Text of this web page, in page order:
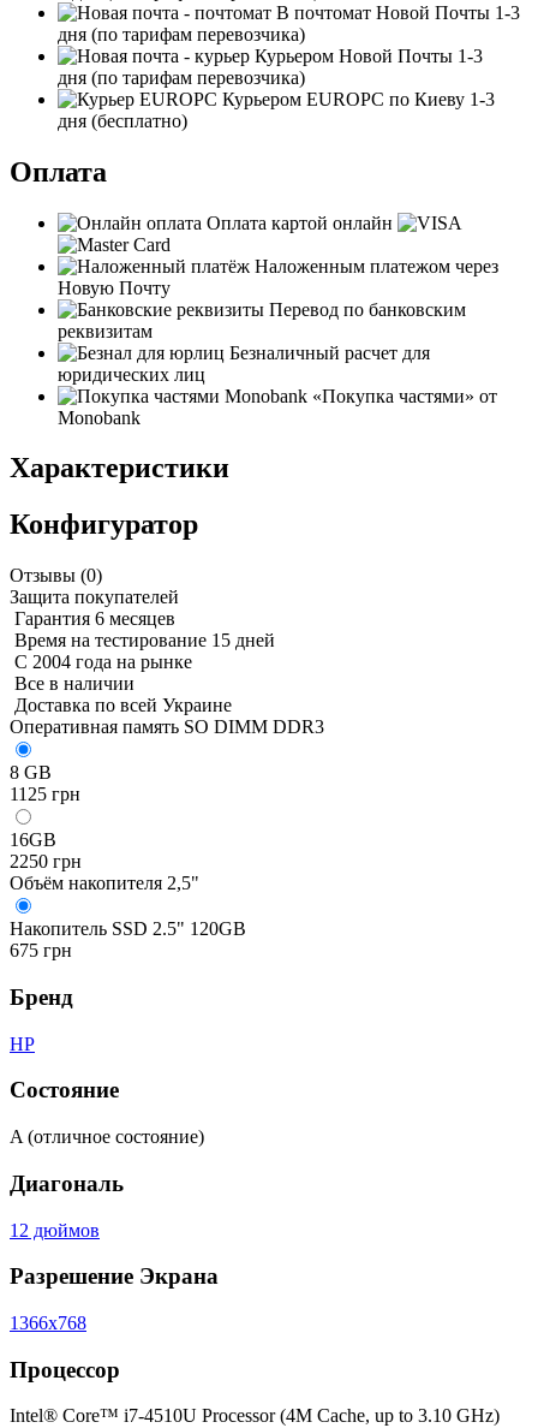
В почтомат Новой Почты 1-3
дня (по тарифам перевозчика)
Курьером Новой Почты 1-3
дня (по тарифам перевозчика)
Курьером EUROPC по Киеву 1-3
дня (бесплатно)
Оплата
Оплата картой онлайн
Наложенным платежом через
Новую Почту
Перевод по банковским
реквизитам
Безналичный расчет для
юридических лиц
«Покупка частями» от
Monobank
Характеристики
Конфигуратор
Отзывы (0)
Защита покупателей
Гарантия 6 месяцев
Время на тестирование 15 дней
С 2004 года на рынке
Все в наличии
Доставка по всей Украине
Оперативная память SO DIMM DDR3
8 GB
1125 грн
16GB
2250 грн
Объём накопителя 2,5"
Накопитель SSD 2.5" 120GB
675 грн
Бренд
HP
Состояние
A (отличное состояние)
Диагональ
12 дюймов
Разрешение Экрана
1366x768
Процессор
Intel® Core™ i7-4510U Processor (4M Cache, up to 3.10 GHz)